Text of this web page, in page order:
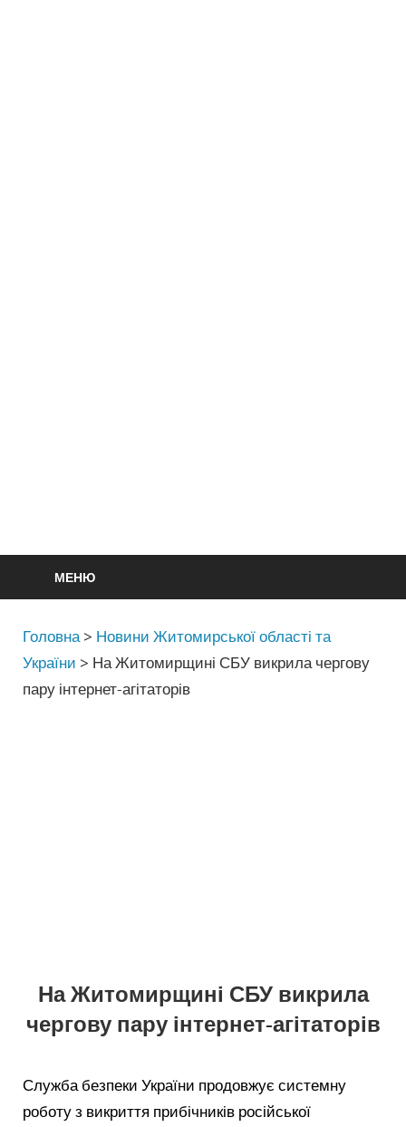
МЕНЮ
Головна > Новини Житомирської області та
України > На Житомирщині СБУ викрила чергову
пару інтернет-агітаторів
На Житомирщині СБУ викрила
чергову пару інтернет-агітаторів
Служба безпеки України продовжує системну
роботу з викриття прибічників російської